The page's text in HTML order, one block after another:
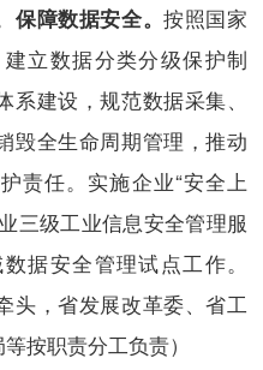
保障数据安全。按照国家
立数据分类分级保护制
建设，规范数据采集、
毁全生命周期管理，推动
责任。实施企业“安全上
三级工业信息安全管理服
据安全管理试点工作。
头，省发展改革委、省工
按职责分工负责）